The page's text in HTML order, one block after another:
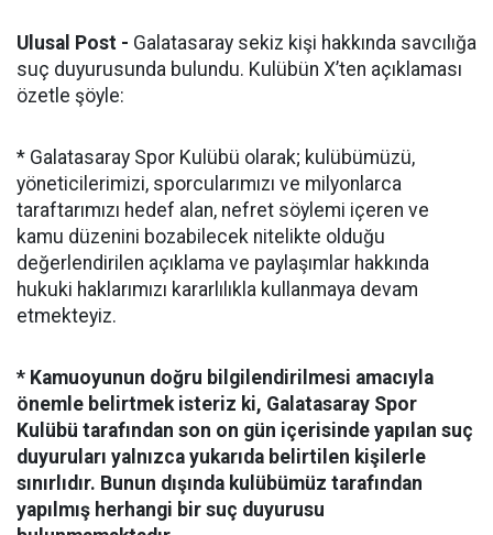
Ulusal Post - Galatasaray sekiz kişi hakkında savcılığa
suç duyurusunda bulundu. Kulübün X’ten açıklaması
özetle şöyle:
* Galatasaray Spor Kulübü olarak; kulübümüzü,
yöneticilerimizi, sporcularımızı ve milyonlarca
taraftarımızı hedef alan, nefret söylemi içeren ve
kamu düzenini bozabilecek nitelikte olduğu
değerlendirilen açıklama ve paylaşımlar hakkında
hukuki haklarımızı kararlılıkla kullanmaya devam
etmekteyiz.
* Kamuoyunun doğru bilgilendirilmesi amacıyla
önemle belirtmek isteriz ki, Galatasaray Spor
Kulübü tarafından son on gün içerisinde yapılan suç
duyuruları yalnızca yukarıda belirtilen kişilerle
sınırlıdır. Bunun dışında kulübümüz tarafından
yapılmış herhangi bir suç duyurusu